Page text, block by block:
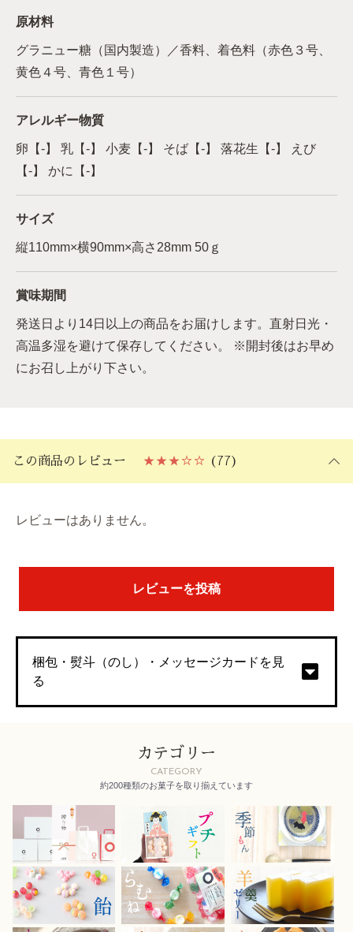
原材料
グラニュー糖（国内製造）／香料、着色料（赤色３号、
黄色４号、青色１号）
アレルギー物質
卵【-】 乳【-】 小麦【-】 そば【-】 落花生【-】 えび
【-】 かに【-】
サイズ
縦110mm×横90mm×高さ28mm 50ｇ
賞味期間
発送日より14日以上の商品をお届けします。直射日光・
高温多湿を避けて保存してください。 ※開封後はお早め
にお召し上がり下さい。
この商品のレビュー ★★★☆☆ (77)
レビューはありません。
レビューを投稿
梱包・熨斗（のし）・メッセージカードを見
る
カテゴリー
CATEGORY
約200種類のお菓子を取り揃えています